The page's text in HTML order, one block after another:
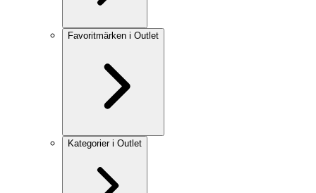
Favoritmärken i Outlet
Kategorier i Outlet